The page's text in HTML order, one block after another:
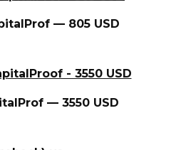
— 805 USD
— 3550 USD